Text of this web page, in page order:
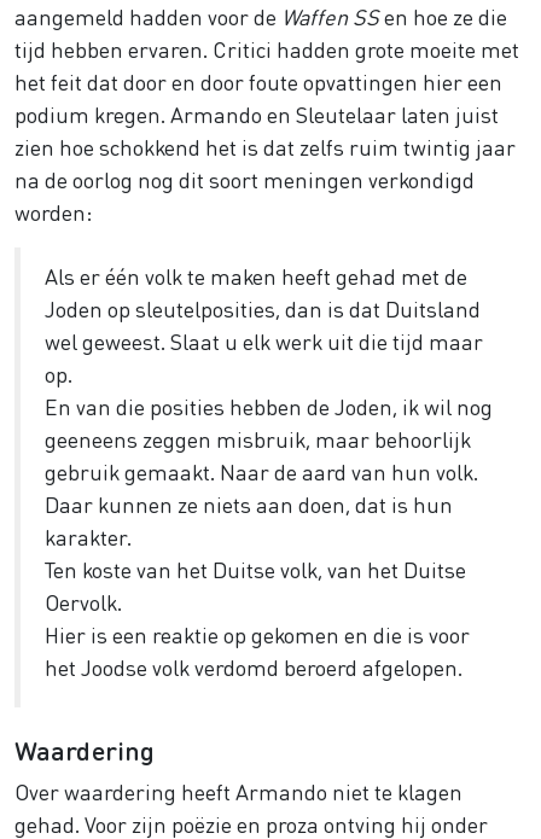
aangemeld hadden voor de Waffen SSen hoe ze die
tijd hebben ervaren. Critici hadden grote moeite met
het feit dat door en door foute opvattingen hier een
podium kregen. Armando en Sleutelaar laten juist
zien hoe schokkend het is dat zelfs ruim twintig jaar
na de oorlog nog dit soort meningen verkondigd
worden:
Als er één volk te maken heeft gehad met de
Joden op sleutelposities, dan is dat Duitsland
wel geweest. Slaat u elk werk uit die tijd maar
op.
En van die posities hebben de Joden, ik wil nog
geeneens zeggen misbruik, maar behoorlijk
gebruik gemaakt. Naar de aard van hun volk.
Daar kunnen ze niets aan doen, dat is hun
karakter.
Ten koste van het Duitse volk, van het Duitse
Oervolk.
Hier is een reaktie op gekomen en die is voor
het Joodse volk verdomd beroerd afgelopen.
Waardering
Over waardering heeft Armando niet te klagen
gehad. Voor zijn poëzie en proza ontving hij onder